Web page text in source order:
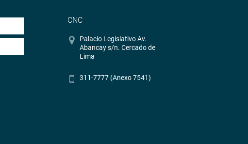
CNC
Palacio Legislativo Av.
Abancay s/n. Cercado de
Lima
311-7777 (Anexo 7541)